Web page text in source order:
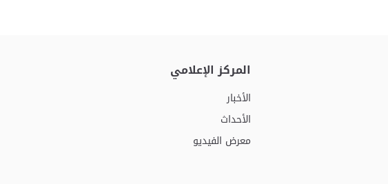
المركز الإعلامي
الأخبار
الأحداث
معرض الفيديو